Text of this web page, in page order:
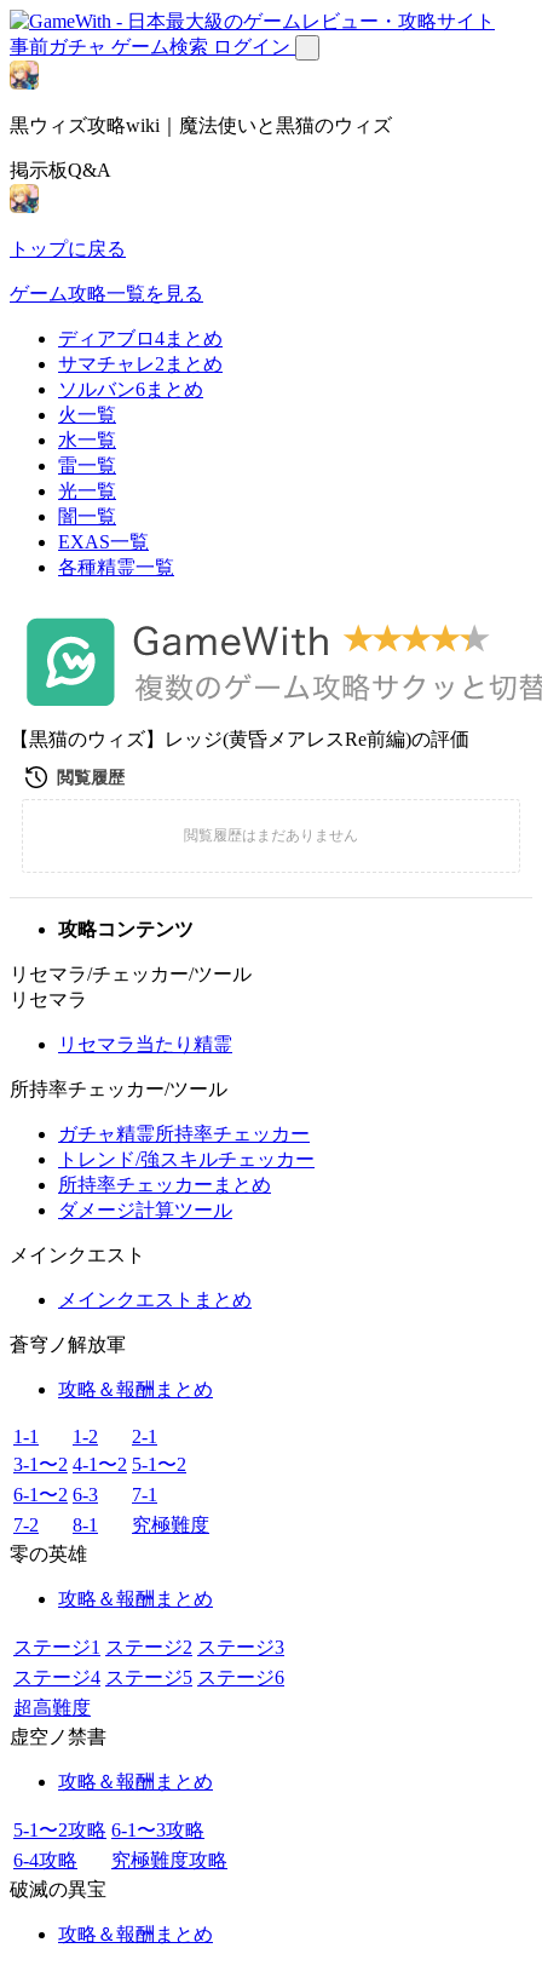
事前ガチャ ゲーム検索 ログイン
黒ウィズ攻略wiki｜魔法使いと黒猫のウィズ
掲示板Q&A
トップに戻る
ゲーム攻略一覧を見る
ディアブロ4まとめ
サマチャレ2まとめ
ソルバン6まとめ
火一覧
水一覧
雷一覧
光一覧
闇一覧
EXAS一覧
各種精霊一覧
【黒猫のウィズ】レッジ(黄昏メアレスRe前編)の評価
攻略コンテンツ
リセマラ/チェッカー/ツール
リセマラ
リセマラ当たり精霊
所持率チェッカー/ツール
ガチャ精霊所持率チェッカー
トレンド/強スキルチェッカー
所持率チェッカーまとめ
ダメージ計算ツール
メインクエスト
メインクエストまとめ
蒼穹ノ解放軍
攻略＆報酬まとめ
1-1 1-2
2-1
3-1〜2 4-1〜2 5-1〜2
6-1〜2 6-3
7-1
7-2
8-1
究極難度
零の英雄
攻略＆報酬まとめ
ステージ1 ステージ2 ステージ3
ステージ4 ステージ5 ステージ6
超高難度
虚空ノ禁書
攻略＆報酬まとめ
5-1〜2攻略 6-1〜3攻略
6-4攻略
究極難度攻略
破滅の異宝
攻略＆報酬まとめ